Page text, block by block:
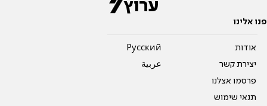
פנו אלינו
אודות
יצירת קשר
פרסמו אצלנו
תנאי שימוש
Pусский
عربية